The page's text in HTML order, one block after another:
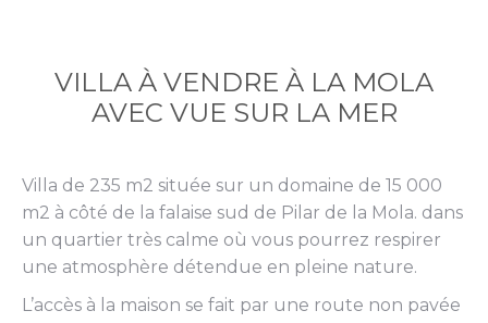
VILLA À VENDRE À LA MOLA
AVEC VUE SUR LA MER
Villa de 235 m2 située sur un domaine de 15 000
m2 à côté de la falaise sud de Pilar de la Mola. dans
un quartier très calme où vous pourrez respirer
une atmosphère détendue en pleine nature.
L’accès à la maison se fait par une route non pavée